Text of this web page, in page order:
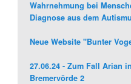
Wahrnehmung bei
Diagnose aus dem
Neue Website "Bunter
27.06.24 - Zum Fall Arian in
Bremervörde 2